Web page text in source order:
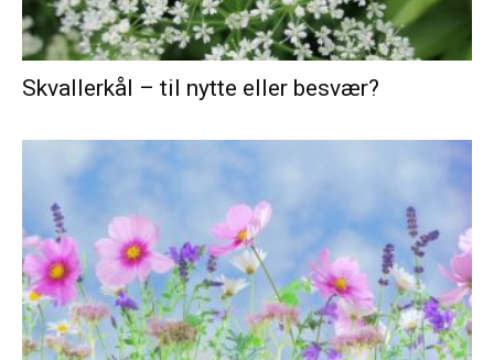
Skvallerkål – til nytte eller besvær?